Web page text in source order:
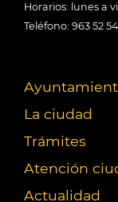
Horarios: lunes a
Teléfono: 963 52
La ciudad
Trámites
Atención
Actualidad